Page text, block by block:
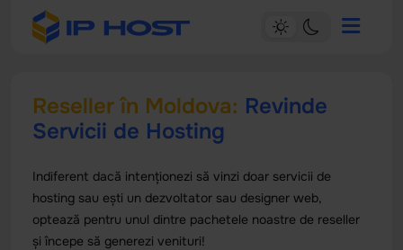
Reseller în Moldova: Revinde
Servicii de Hosting
Indiferent dacă intenționezi să vinzi doar servicii de
hosting sau ești un dezvoltator sau designer web,
optează pentru unul dintre pachetele noastre de reseller
și începe să generezi venituri!